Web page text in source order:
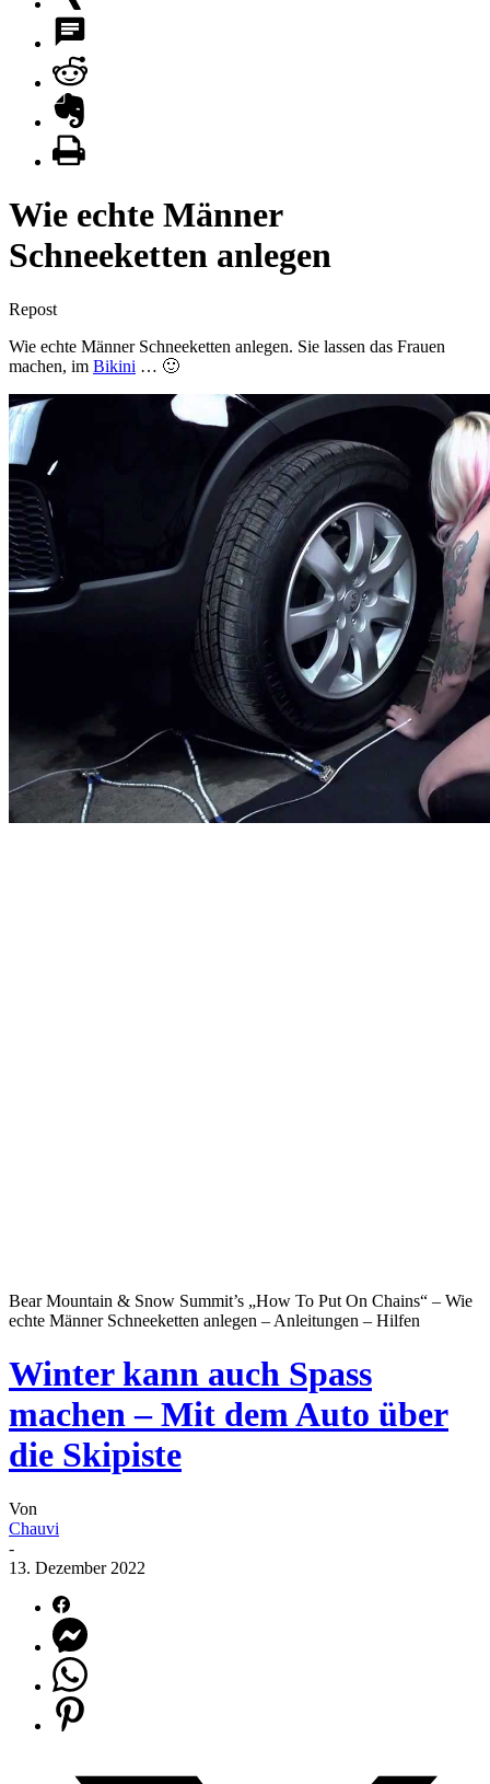
Wie echte Männer
Schneeketten anlegen
Repost
Wie echte Männer Schneeketten anlegen. Sie lassen das Frauen
machen, im Bikini … 🙂
Bear Mountain & Snow Summit’s „How To Put On Chains“ – Wie
echte Männer Schneeketten anlegen – Anleitungen – Hilfen
Winter kann auch Spass
machen – Mit dem Auto über
die Skipiste
Von
Chauvi
-
13. Dezember 2022